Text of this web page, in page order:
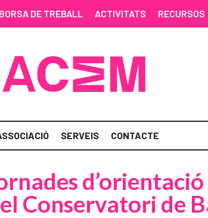
BORSA DE TREBALL ACTIVITATS RECURSOS
SERVEIS CONTACTE
d’orientació
Conservatori de